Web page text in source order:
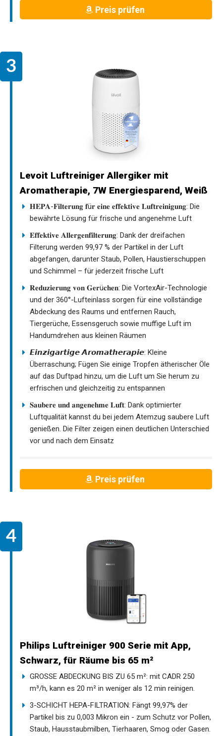
Preis prüfen
Levoit Luftreiniger Allergiker mit
Aromatherapie, 7W Energiesparend, Weiß
𝐇𝐄𝐏𝐀-𝐅𝐢𝐥𝐭𝐞𝐫𝐮𝐧𝐠 𝐟ü𝐫 𝐞𝐢𝐧𝐞 𝐞𝐟𝐟𝐞𝐤𝐭𝐢𝐯𝐞 𝐋𝐮𝐟𝐭𝐫𝐞𝐢𝐧𝐢𝐠𝐮𝐧𝐠: Die
bewährte Lösung für frische und angenehme Luft
𝐄𝐟𝐟𝐞𝐤𝐭𝐢𝐯𝐞 𝐀𝐥𝐥𝐞𝐫𝐠𝐞𝐧𝐟𝐢𝐥𝐭𝐞𝐫𝐮𝐧𝐠: Dank der dreifachen
Filterung werden 99,97 % der Partikel in der Luft
abgefangen, darunter Staub, Pollen, Haustierschuppen
und Schimmel – für jederzeit frische Luft
𝐑𝐞𝐝𝐮𝐳𝐢𝐞𝐫𝐮𝐧𝐠 𝐯𝐨𝐧 𝐆𝐞𝐫ü𝐜𝐡𝐞𝐧: Die VortexAir-Technologie
und der 360°-Lufteinlass sorgen für eine vollständige
Abdeckung des Raums und entfernen Rauch,
Tiergerüche, Essensgeruch sowie muffige Luft im
Handumdrehen aus kleinen Räumen
𝙀𝙞𝙣𝙯𝙞𝙜𝙖𝙧𝙩𝙞𝙜𝙚 𝘼𝙧𝙤𝙢𝙖𝙩𝙝𝙚𝙧𝙖𝙥𝙞𝙚: Kleine
Überraschung; Fügen Sie einige Tropfen ätherischer Öle
auf das Duftpad hinzu, um die Luft um Sie herum zu
erfrischen und gleichzeitig zu entspannen
𝐒𝐚𝐮𝐛𝐞𝐫𝐞 𝐮𝐧𝐝 𝐚𝐧𝐠𝐞𝐧𝐞𝐡𝐦𝐞 𝐋𝐮𝐟𝐭: Dank optimierter
Luftqualität kannst du bei jedem Atemzug saubere Luft
genießen. Die Filter zeigen einen deutlichen Unterschied
vor und nach dem Einsatz
Preis prüfen
Philips Luftreiniger 900 Serie mit App,
Schwarz, für Räume bis 65 m²
GROSSE ABDECKUNG BIS ZU 65 m²: mit CADR 250
m³/h, kann es 20 m² in weniger als 12 min reinigen.
3-SCHICHT HEPA-FILTRATION: Fängt 99,97% der
Partikel bis zu 0,003 Mikron ein - zum Schutz vor Pollen,
Staub, Hausstaubmilben, Tierhaaren, Smog oder Gasen.